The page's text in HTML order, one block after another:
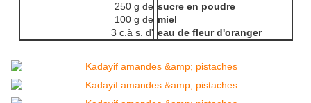
250 g de
100 g de
3 c.à s. d'
sucre en poudre
miel
eau de fleur d'oranger